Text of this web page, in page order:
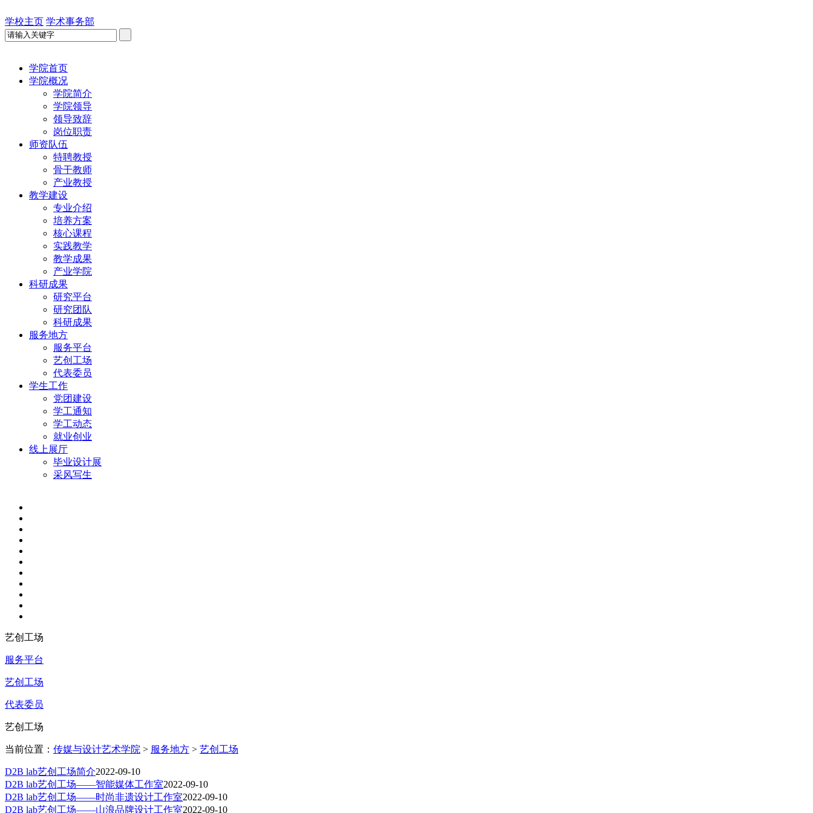
学校主页 学术事务部
学院首页
学院概况
学院简介
学院领导
领导致辞
岗位职责
师资队伍
特聘教授
骨干教师
产业教授
教学建设
专业介绍
培养方案
核心课程
实践教学
教学成果
产业学院
科研成果
研究平台
研究团队
科研成果
服务地方
服务平台
艺创工场
代表委员
学生工作
党团建设
学工通知
学工动态
就业创业
线上展厅
毕业设计展
采风写生
艺创工场
服务平台
艺创工场
代表委员
艺创工场
当前位置： 传媒与设计艺术学院 > 服务地方 > 艺创工场
D2B lab艺创工场简介2022-09-10
D2B lab艺创工场——智能媒体工作室2022-09-10
D2B lab艺创工场——时尚非遗设计工作室2022-09-10
D2B lab艺创工场——山浪品牌设计工作室2022-09-10